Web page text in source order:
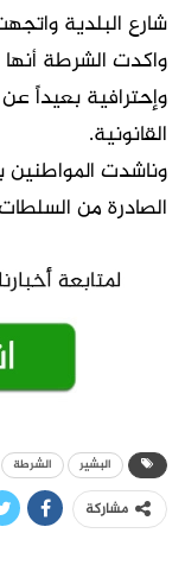
شارع البلدية
واكدت الشرطة
وإحترافية بعيداً
القانونية.
وناشدت المواطنين
الصادرة من
البشير الشرطة
مشاركة